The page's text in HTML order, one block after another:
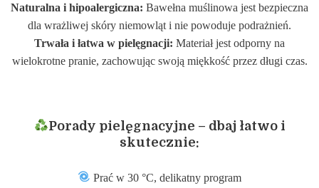
Naturalna i hipoalergiczna: Bawełna muślinowa jest bezpieczna
dla wrażliwej skóry niemowląt i nie powoduje podrażnień.
Trwała i łatwa w pielęgnacji: Materiał jest odporny na
wielokrotne pranie, zachowując swoją miękkość przez długi czas.
Porady pielęgnacyjne – dbaj łatwo i
skutecznie:
Prać w 30 °C, delikatny program